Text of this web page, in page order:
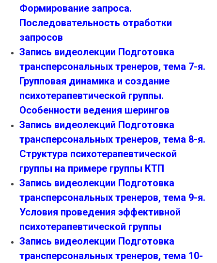
Формирование запроса.
Последовательность отработки
запросов
Запись видеолекции Подготовка
трансперсональных тренеров, тема 7-я.
Групповая динамика и создание
психотерапевтической группы.
Особенности ведения шерингов
Запись видеолекций Подготовка
трансперсональных тренеров, тема 8-я.
Структура психотерапевтической
группы на примере группы КТП
Запись видеолекции Подготовка
трансперсональных тренеров, тема 9-я.
Условия проведения эффективной
психотерапевтической группы
Запись видеолекции Подготовка
трансперсональных тренеров, тема 10-